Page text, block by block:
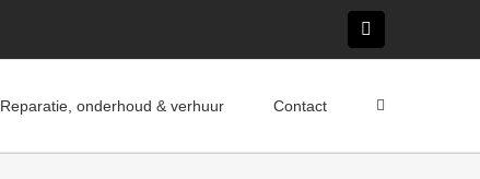
mail
Reparatie, onderhoud & verhuur Contact